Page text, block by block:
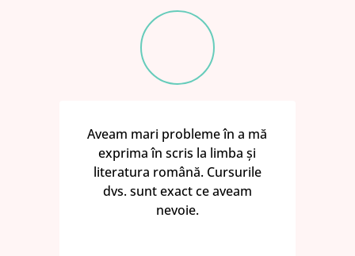
Aveam mari probleme în a mă
exprima în scris la limba și
literatura română. Cursurile
dvs. sunt exact ce aveam
nevoie.